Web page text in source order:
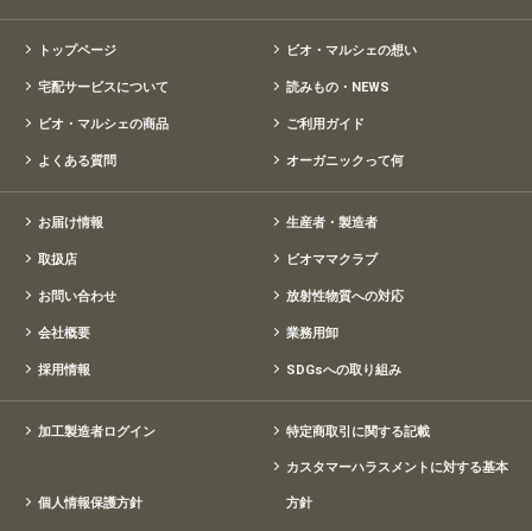
トップページ ビオ・マルシェの想い
宅配サービスについて 読みもの・NEWS
ビオ・マルシェの商品 ご利用ガイド
よくある質問 オーガニックって何
お届け情報 生産者・製造者
取扱店 ビオママクラブ
お問い合わせ 放射性物質への対応
会社概要 業務用卸
採用情報 SDGsへの取り組み
加工製造者ログイン 特定商取引に関する記載
個人情報保護方針
カスタマーハラスメントに対する基本
方針